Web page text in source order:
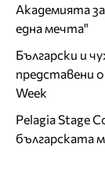
Академията
една мечта"
Български и
представени
Week
Pelagia Stage
българската